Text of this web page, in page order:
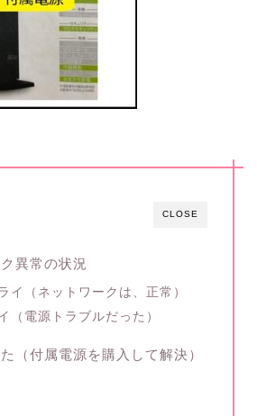
CLOSE
異常の状況
イ（ネットワークは、正常）
（電源トラブルだった）
（付属電源を購入して解決）